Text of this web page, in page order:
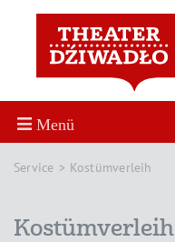
Menü
Service Kostümverleih
Kostümverleih